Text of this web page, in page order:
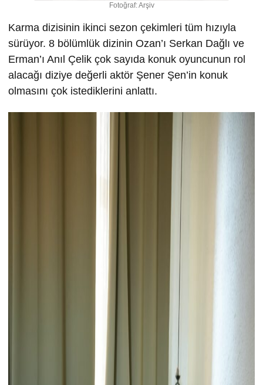
Fotoğraf: Arşiv
Karma dizisinin ikinci sezon çekimleri tüm hızıyla
sürüyor. 8 bölümlük dizinin Ozan’ı Serkan Dağlı ve
Erman’ı Anıl Çelik çok sayıda konuk oyuncunun rol
alacağı diziye değerli aktör Şener Şen’in konuk
olmasını çok istediklerini anlattı.